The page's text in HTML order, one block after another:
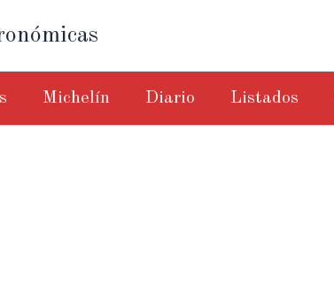
Michelín Diario Listados